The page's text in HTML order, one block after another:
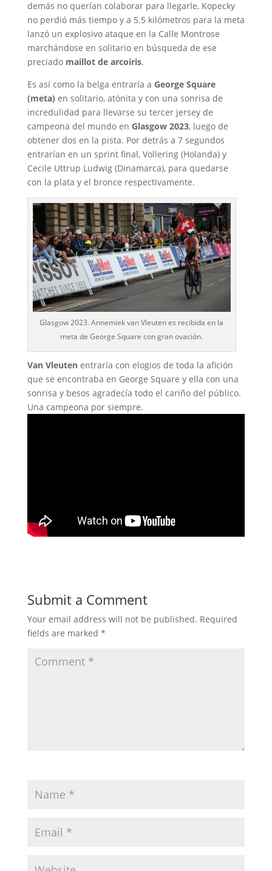
demás no querían colaborar para llegarle, Kopecky
no perdió más tiempo y a 5.5 kilómetros para la meta
lanzó un explosivo ataque en la Calle Montrose
marchándose en solitario en búsqueda de ese
preciado maillot de arcoíris.
Es así como la belga entraría a George Square
(meta) en solitario, atónita y con una sonrisa de
incredulidad para llevarse su tercer jersey de
campeona del mundo en Glasgow 2023, luego de
obtener dos en la pista. Por detrás a 7 segundos
entrarían en un sprint final, Vollering (Holanda) y
Cecile Uttrup Ludwig (Dinamarca), para quedarse
con la plata y el bronce respectivamente.
Glasgow 2023. Annemiek van Vleuten es recibida en la
meta de George Square con gran ovación.
Van Vleutenentraría con elogios de toda la afición
que se encontraba en George Square y ella con una
sonrisa y besos agradecía todo el cariño del público.
Una campeona por siempre.
Submit a Comment
Your email address will not be published. Required
fields are marked *